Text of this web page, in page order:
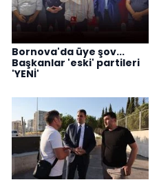
Bornova'da üye şov...
Başkanlar 'eski' partileri
'YENİ'